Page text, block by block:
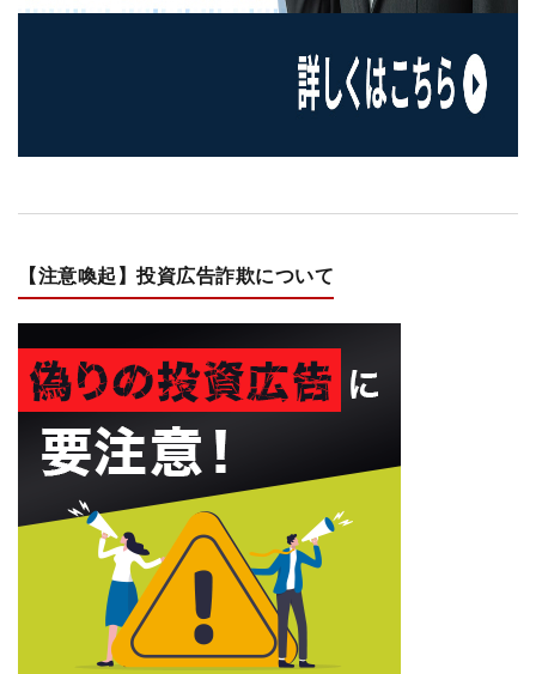
【注意喚起】投資広告詐欺について